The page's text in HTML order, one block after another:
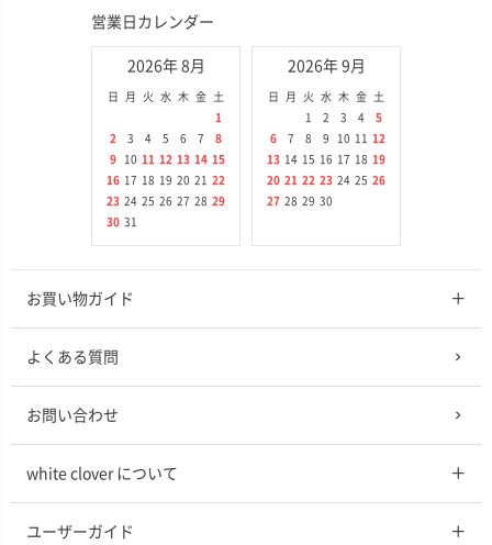
営業日カレンダー
2026年 8月
日 月 火 水 木 金
土
1
2
3 4 5 6 7
8
9
10 11 12 13 14 15
16 17 18 19 20 21
22
23 24 25 26 27 28 29
30 31
2026年 9月
日 月 火 水 木 金
土
1
2 3 4
5
6
7 8 9 10 11
12
13 14 15 16 17 18 19
20 21 22 23 24 25 26
27 28 29 30
お買い物ガイド
よくある質問
お問い合わせ
white clover について
ユーザーガイド